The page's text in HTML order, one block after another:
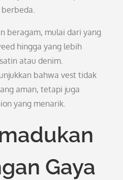
beragam, mulai dari yang
hingga yang lebih
atau denim.
bahwa vest tidak
aman, tetapi juga
yang menarik.
Gaya